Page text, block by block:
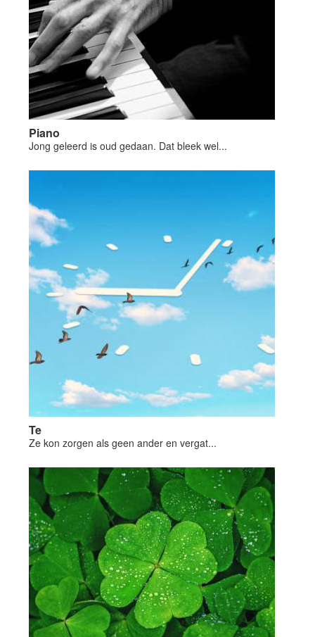
Piano
Jong geleerd is oud gedaan. Dat bleek wel...
Te
Ze kon zorgen als geen ander en vergat...